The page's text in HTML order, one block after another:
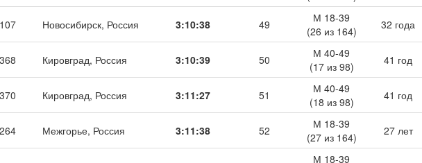
107 Новосибирск, Россия 3:10:38 49
М 18-39
(26 из 164)
32 года
368 Кировград, Россия 3:10:39 50
М 40-49
(17 из 98)
41 год
370 Кировград, Россия 3:11:27 51
М 40-49
(18 из 98)
41 год
264 Межгорье, Россия 3:11:38 52
М 18-39
(27 из 164)
27 лет
М 18-39